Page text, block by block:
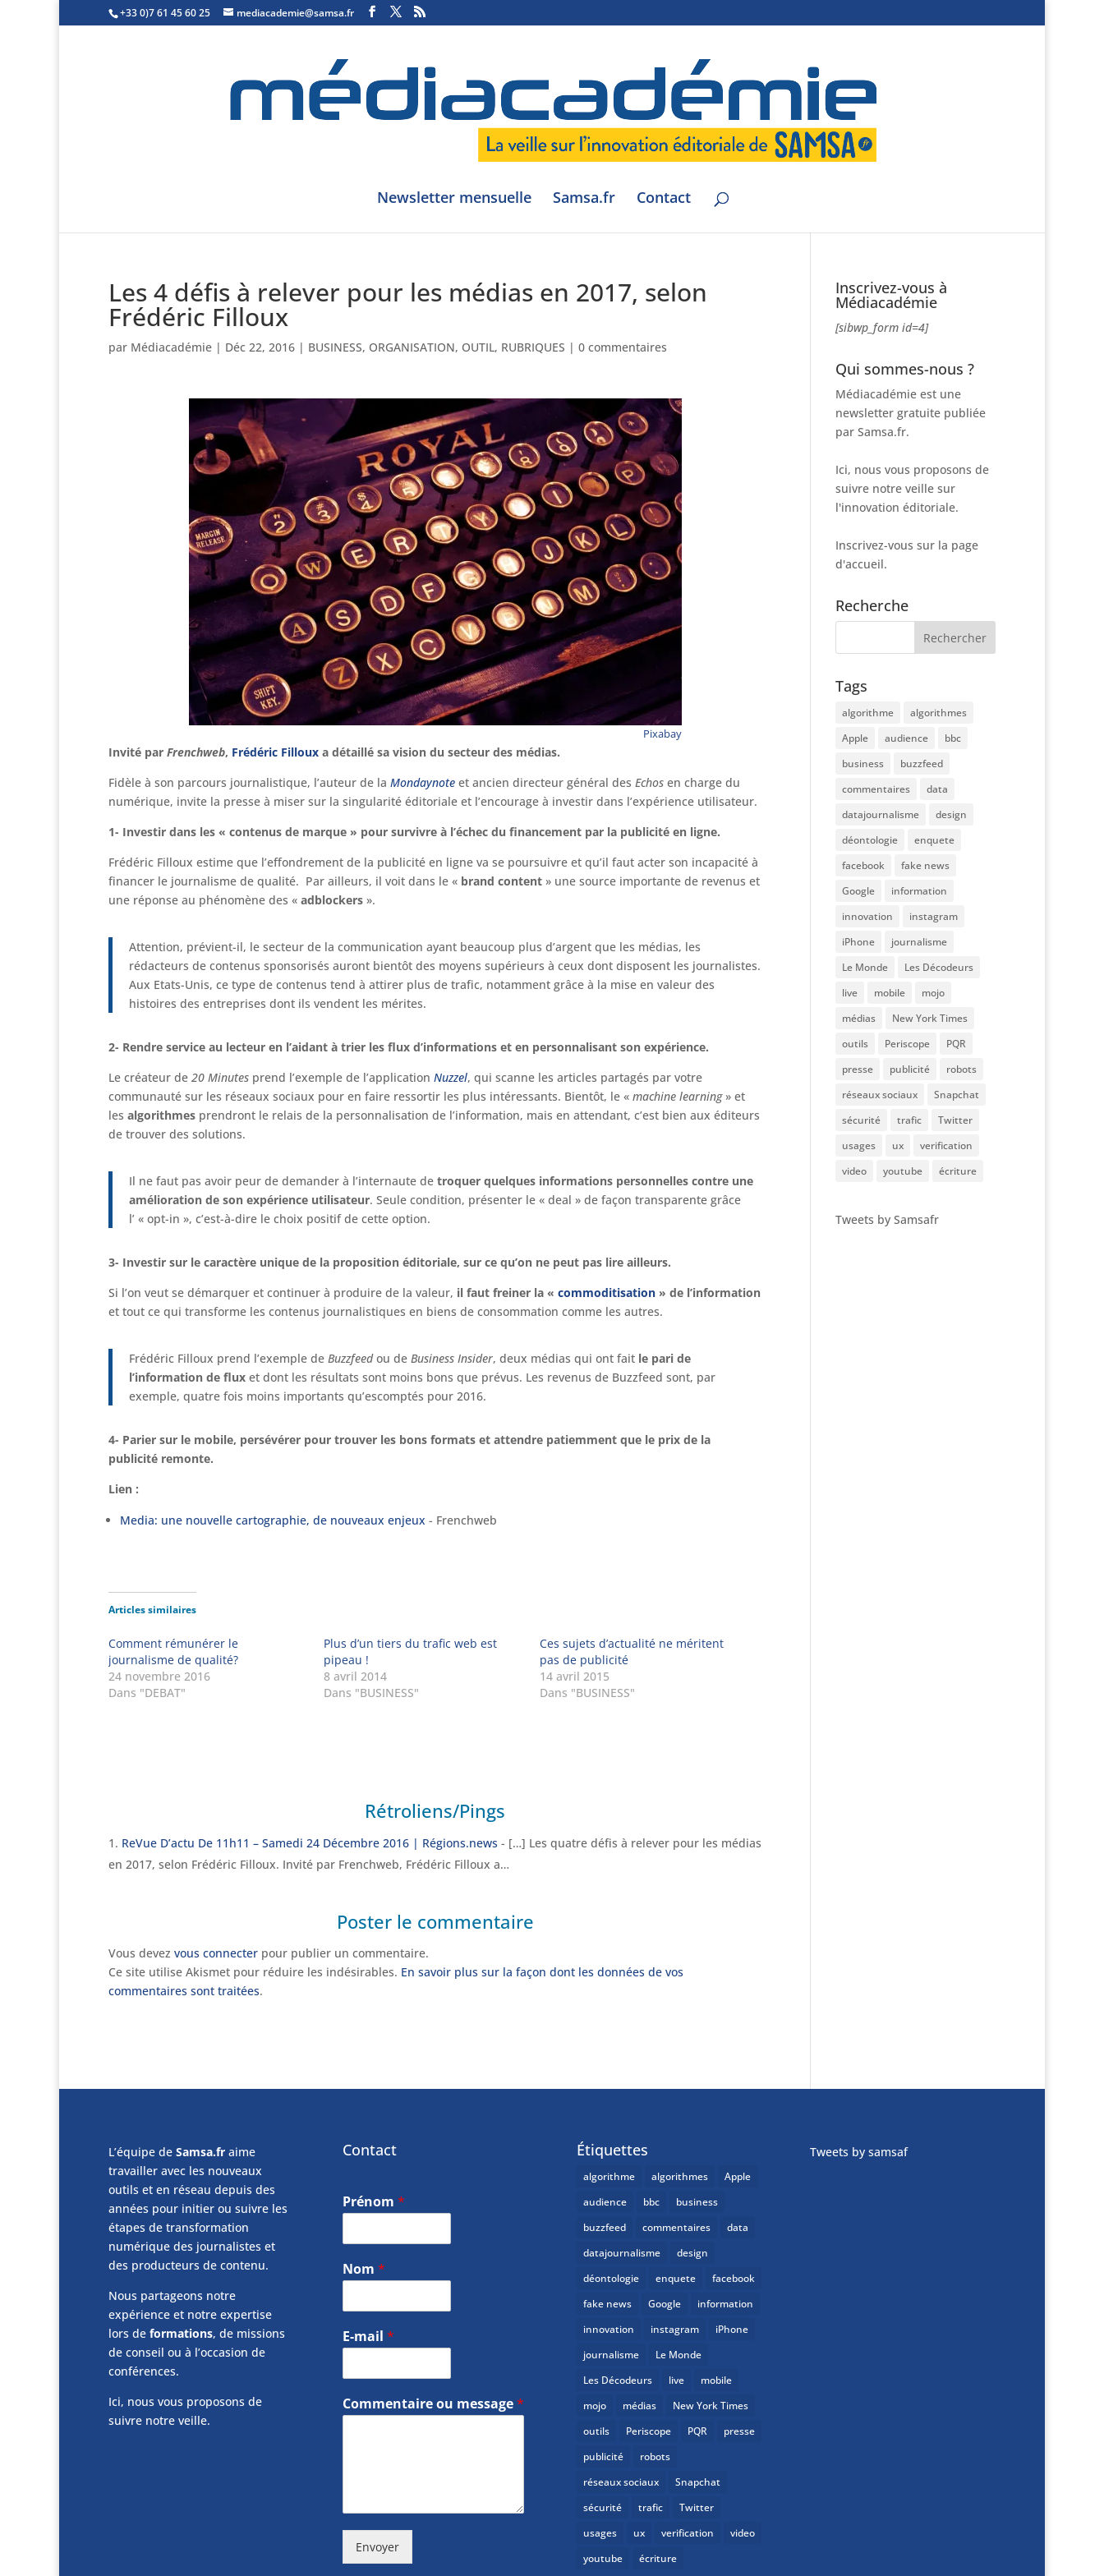
+33 0)7 61 45 60 25 mediacademie@samsa.fr
Newsletter mensuelle Samsa.fr Contact
Les 4 défis à relever pour les médias en 2017, selon
Frédéric Filloux
par Médiacadémie | Déc 22, 2016 | BUSINESS, ORGANISATION, OUTIL, RUBRIQUES | 0 commentaires
Pixabay
Invité par Frenchweb, Frédéric Filloux a détaillé sa vision du secteur des médias.
Fidèle à son parcours journalistique, l’auteur de la Mondaynote et ancien directeur général des Echos en charge du
numérique, invite la presse à miser sur la singularité éditoriale et l’encourage à investir dans l’expérience utilisateur.
1- Investir dans les « contenus de marque » pour survivre à l’échec du financement par la publicité en ligne.
Frédéric Filloux estime que l’effondrement de la publicité en ligne va se poursuivre et qu’il faut acter son incapacité à
financer le journalisme de qualité. Par ailleurs, il voit dans le « brand content » une source importante de revenus et
une réponse au phénomène des « adblockers ».
Attention, prévient-il, le secteur de la communication ayant beaucoup plus d’argent que les médias, les
rédacteurs de contenus sponsorisés auront bientôt des moyens supérieurs à ceux dont disposent les journalistes.
Aux Etats-Unis, ce type de contenus tend à attirer plus de trafic, notamment grâce à la mise en valeur des
histoires des entreprises dont ils vendent les mérites.
2- Rendre service au lecteur en l’aidant à trier les flux d’informations et en personnalisant son expérience.
Le créateur de 20 Minutes prend l’exemple de l’application Nuzzel, qui scanne les articles partagés par votre
communauté sur les réseaux sociaux pour en faire ressortir les plus intéressants. Bientôt, le « machine learning» et
les algorithmes prendront le relais de la personnalisation de l’information, mais en attendant, c’est bien aux éditeurs
de trouver des solutions.
Il ne faut pas avoir peur de demander à l’internaute de troquer quelques informations personnelles contre une
amélioration de son expérience utilisateur. Seule condition, présenter le « deal » de façon transparente grâce
l’ « opt-in », c’est-à-dire le choix positif de cette option.
3- Investir sur le caractère unique de la proposition éditoriale, sur ce qu’on ne peut pas lire ailleurs.
Si l’on veut se démarquer et continuer à produire de la valeur, il faut freiner la « commoditisation » de l’information
et tout ce qui transforme les contenus journalistiques en biens de consommation comme les autres.
Frédéric Filloux prend l’exemple de Buzzfeedou de Business Insider, deux médias qui ont fait le pari de
l’information de flux et dont les résultats sont moins bons que prévus. Les revenus de Buzzfeed sont, par
exemple, quatre fois moins importants qu’escomptés pour 2016.
4- Parier sur le mobile, persévérer pour trouver les bons formats et attendre patiemment que le prix de la
publicité remonte.
Lien :
Media: une nouvelle cartographie, de nouveaux enjeux - Frenchweb
Articles similaires
Comment rémunérer le
journalisme de qualité?
24 novembre 2016
Dans "DEBAT"
Plus d’un tiers du trafic web est
pipeau !
8 avril 2014
Dans "BUSINESS"
Ces sujets d’actualité ne méritent
pas de publicité
14 avril 2015
Dans "BUSINESS"
Rétroliens/Pings
ReVue D’actu De 11h11 – Samedi 24 Décembre 2016 | Régions.news - […] Les quatre défis à relever pour les médias
en 2017, selon Frédéric Filloux. Invité par Frenchweb, Frédéric Filloux a…
Poster le commentaire
Vous devez vous connecter pour publier un commentaire.
Ce site utilise Akismet pour réduire les indésirables. En savoir plus sur la façon dont les données de vos
commentaires sont traitées.
Inscrivez-vous à
Médiacadémie
[sibwp_form id=4]
Qui sommes-nous ?
Médiacadémie est une
newsletter gratuite publiée
par Samsa.fr.
Ici, nous vous proposons de
suivre notre veille sur
l'innovation éditoriale.
Inscrivez-vous sur la page
d'accueil.
Recherche
Tags
algorithme
algorithmes
Apple
audience
bbc
business
buzzfeed
commentaires
data
datajournalisme
design
déontologie
enquete
facebook
fake news
Google
information
innovation
instagram
iPhone
journalisme
Le Monde
Les Décodeurs
live
mobile
mojo
médias
New York Times
outils
Periscope
PQR
presse
publicité
robots
réseaux sociaux
Snapchat
sécurité
trafic
Twitter
usages
ux
verification
video
youtube écriture
Tweets by Samsafr
L’équipe de Samsa.fr aime
travailler avec les nouveaux
outils et en réseau depuis des
années pour initier ou suivre les
étapes de transformation
numérique des journalistes et
des producteurs de contenu.
Nous partageons notre
expérience et notre expertise
lors de formations, de missions
de conseil ou à l’occasion de
conférences.
Ici, nous vous proposons de
suivre notre veille.
Contact
Prénom *
Nom *
E-mail *
Commentaire ou message*
Envoyer
Étiquettes
algorithme algorithmes
Apple
audience
bbc
business
buzzfeed
commentaires
data
datajournalisme
design
déontologie
enquete
facebook
fake news
Google
information
innovation
instagram
iPhone
journalisme
Le Monde
Les Décodeurs
live
mobile
mojo
médias
New York Times
outils
Periscope PQR
presse
publicité
robots
réseaux sociaux
Snapchat
sécurité
trafic
Twitter
usages
ux verification
video
youtube
écriture
Tweets by samsaf